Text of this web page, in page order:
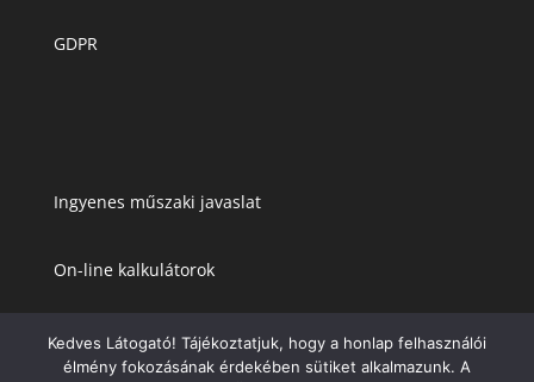
GDPR
Ingyenes műszaki javaslat
On-line kalkulátorok
Kedves Látogató! Tájékoztatjuk, hogy a honlap felhasználói
élmény fokozásának érdekében sütiket alkalmazunk. A